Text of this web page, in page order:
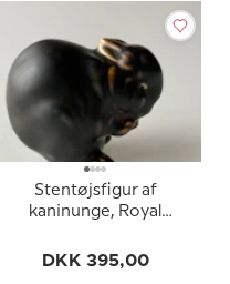
Stentøjsfigur af
kaninunge, Royal
DKK 395,00